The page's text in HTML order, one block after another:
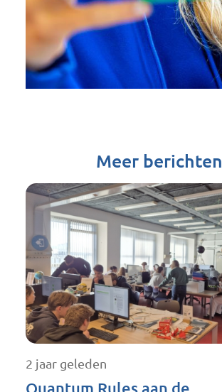
Meer berichten
2 jaar geleden
Quantum Rules aan de